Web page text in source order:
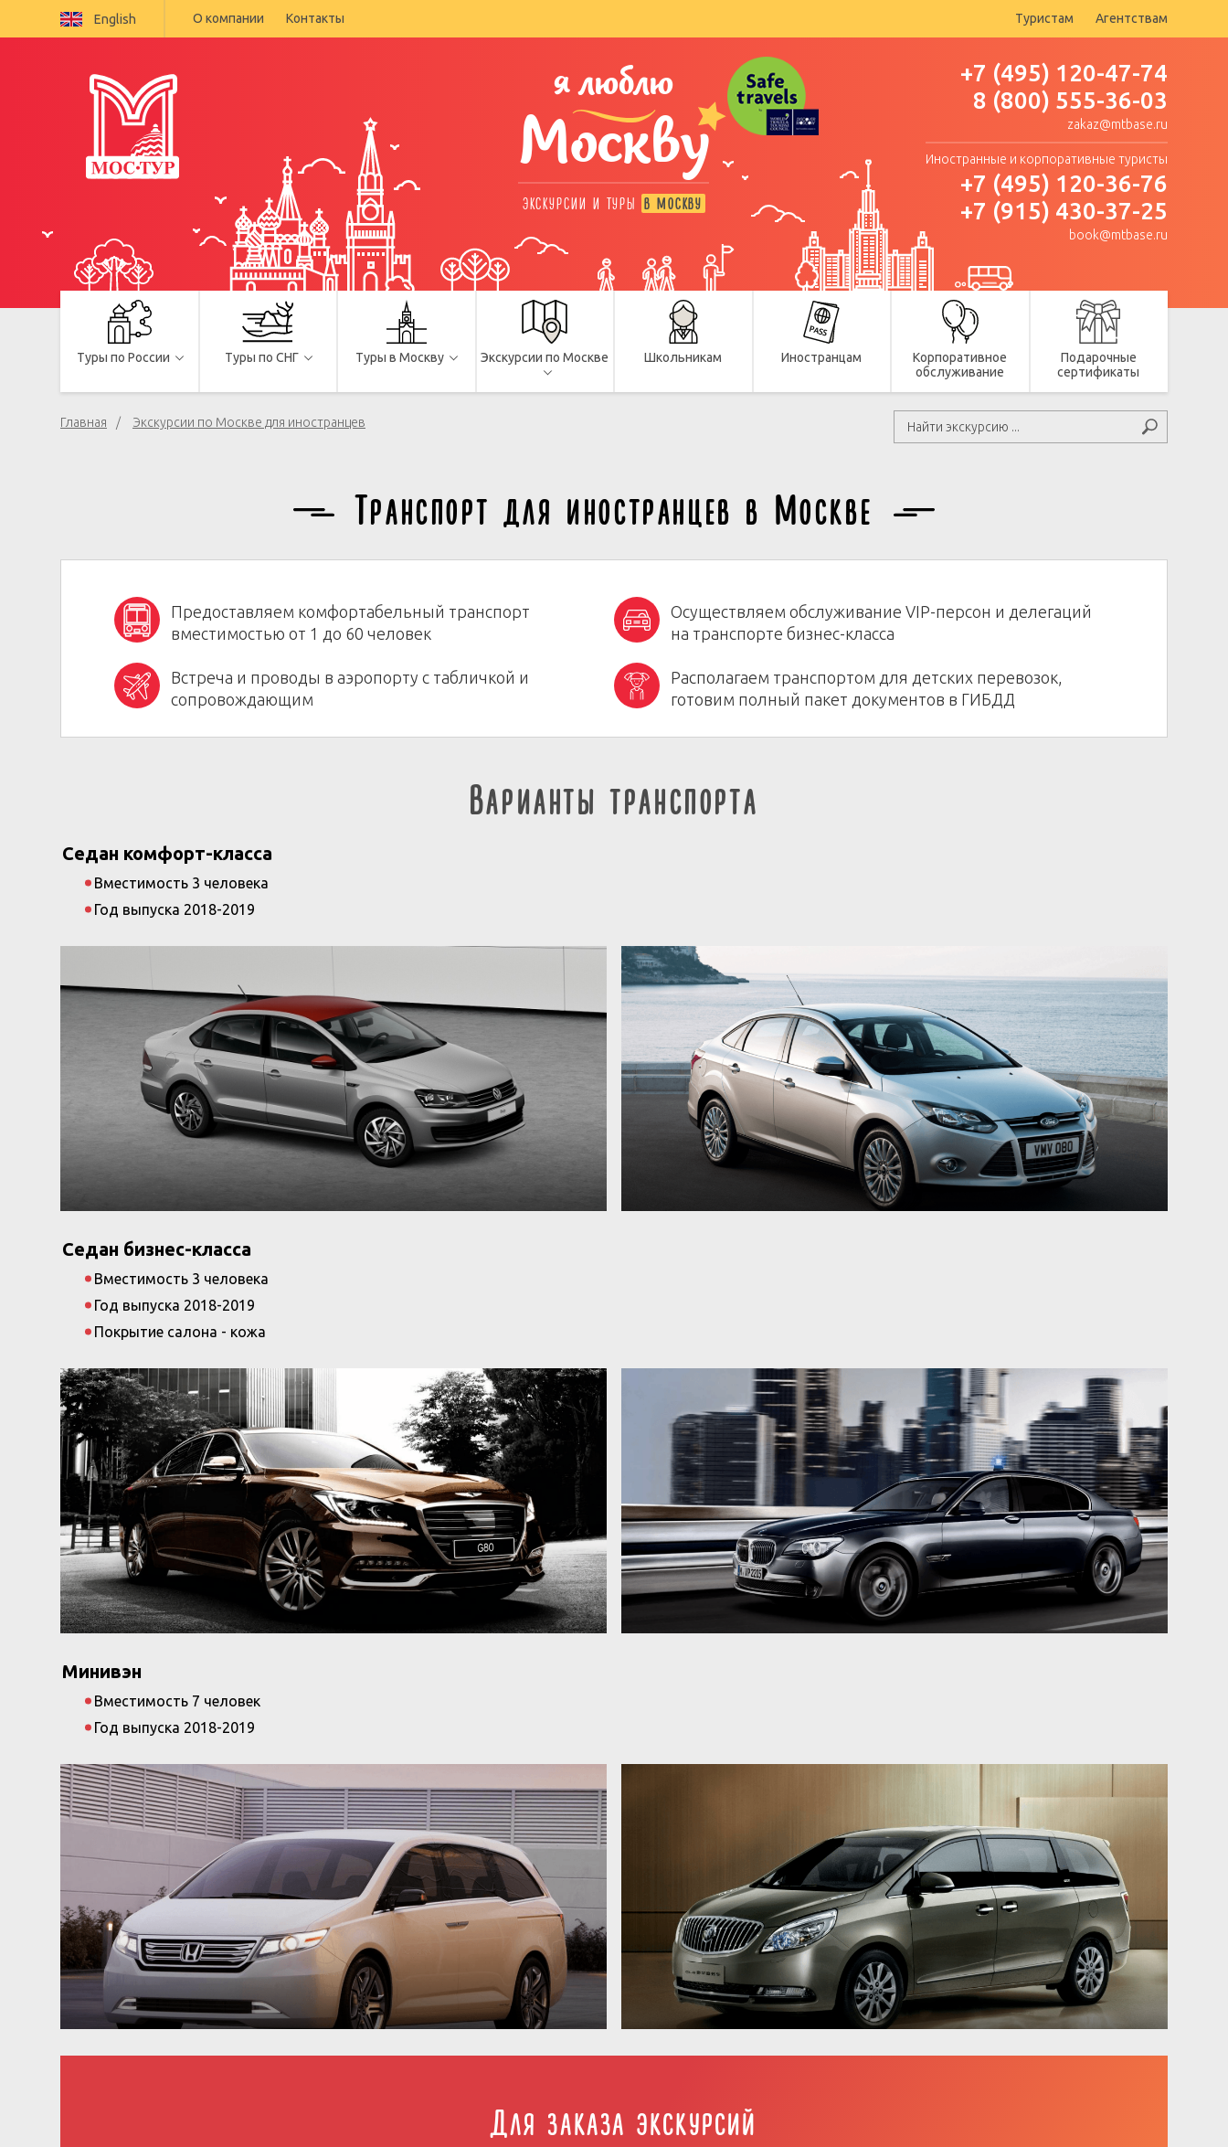
English О компании Контакты Туристам Агентствам
я люблю
Москву
ЭКСКУРСИИ И ТУРЫ В МОСКВУ
+7 (495) 120-47-74
8 (800) 555-36-03
zakaz@mtbase.ru
Иностранные и корпоративные туристы
+7 (495) 120-36-76
+7 (915) 430-37-25
book@mtbase.ru
Туры по России Туры по СНГ Туры в Москву Экскурсии по Москве Школьникам Иностранцам
Корпоративное
обслуживание
Подарочные
сертификаты
Главная Экскурсии по Москве для иностранцев
Транспорт для иностранцев в Москве
Предоставляем комфортабельный транспорт
вместимостью от 1 до 60 человек
Встреча и проводы в аэропорту с табличкой и
сопровождающим
Осуществляем обслуживание VIP-персон и делегаций
на транспорте бизнес-класса
Располагаем транспортом для детских перевозок,
готовим полный пакет документов в ГИБДД
Варианты транспорта
Седан комфорт-класса
Вместимость 3 человека
Год выпуска 2018-2019
Седан бизнес-класса
Вместимость 3 человека
Год выпуска 2018-2019
Покрытие салона - кожа
Минивэн
Вместимость 7 человек
Год выпуска 2018-2019
Для заказа экскурсий